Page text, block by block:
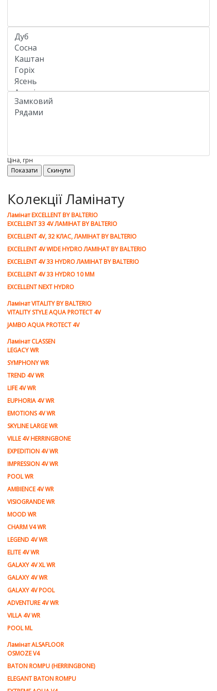
Ціна, грн
Колекції Ламінату
Ламiнат EXCELLENT BY BALTERIO
EXCELLENT 33 4V ЛАМІНАТ BY BALTERIO
EXCELLENT 4V, 32 КЛАС, ЛАМІНАТ BY BALTERIO
EXCELLENT 4V WIDE HYDRO ЛАМІНАТ BY BALTERIO
EXCELLENT 4V 33 HYDRO ЛАМІНАТ BY BALTERIO
EXCELLENT 4V 33 HYDRO 10 ММ
EXCELLENT NEXT HYDRO
Ламiнат VITALITY BY BALTERIO
VITALITY STYLE AQUA PROTECT 4V
JAMBO AQUA PROTECT 4V
Ламiнат CLASSEN
LEGACY WR
SYMPHONY WR
TREND 4V WR
LIFE 4V WR
EUPHORIA 4V WR
EMOTIONS 4V WR
SKYLINE LARGE WR
VILLE 4V HERRINGBONE
EXPEDITION 4V WR
IMPRESSION 4V WR
POOL WR
AMBIENCE 4V WR
VISIOGRANDE WR
MOOD WR
CHARM V4 WR
LEGEND 4V WR
ELITE 4V WR
GALAXY 4V XL WR
GALAXY 4V WR
GALAXY 4V POOL
ADVENTURE 4V WR
VILLA 4V WR
POOL ML
Ламiнат ALSAFLOOR
OSMOZE V4
BATON ROMPU (HERRINGBONE)
ELEGANT BATON ROMPU